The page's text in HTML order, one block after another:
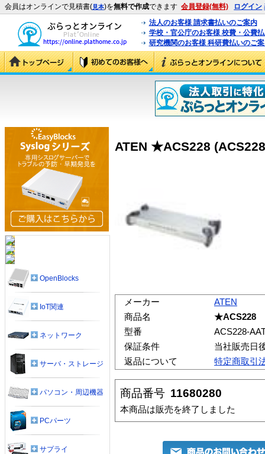
会員はオンラインで見積書(見本)を無料で作成できます 会員登録(無料) ログイン
法人のお客様 請求書払いのご案内
学校・官公庁のお客様 校費・公費
研究機関のお客様 科研費払いのご
ATEN ★ACS228
メーカー
ATEN
商品名
★ACS228
型番
ACS228-
保証条件
当社販売日
返品について
特定商取引
商品番号 11680280
本商品は販売を終了しました
OpenBlocks
IoT関連
ネットワーク
サーバ・ストレージ
パソコン・周辺機器
PCパーツ
サプライ